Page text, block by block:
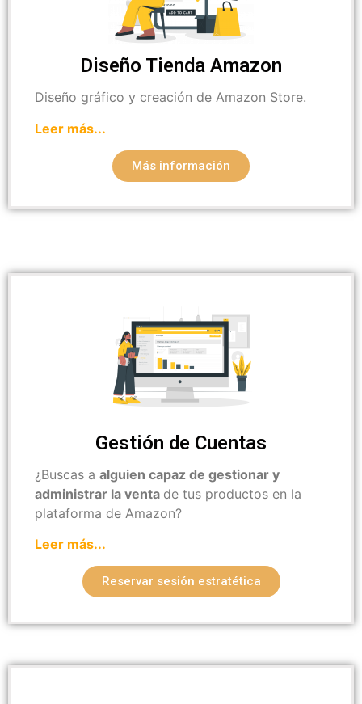
Diseño Tienda Amazon
Diseño gráfico y creación de Amazon Store.
Leer más...
Más información
Gestión de Cuentas
¿Buscas a alguien capaz de gestionar y
administrar la venta de tus productos en la
plataforma de Amazon?
Leer más...
Reservar sesión estratética